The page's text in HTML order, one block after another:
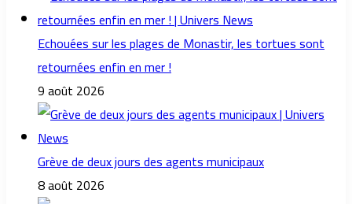
Echouées sur les plages de Monastir, les tortues sont
retournées enfin en mer !
9 août 2026
Grève de deux jours des agents municipaux
8 août 2026